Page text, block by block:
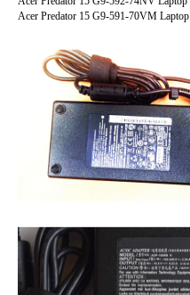
Acer Predator 15 G9-591-70VM Laptop